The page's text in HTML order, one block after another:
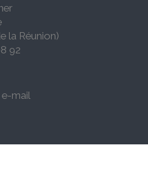
la Réunion)
92
e-mail